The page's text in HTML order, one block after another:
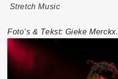
Stretch Music
Foto’s & Tekst: Gieke Merckx.